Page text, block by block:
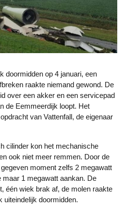
raakte niemand gewond. De
over een akker en een servicepad
de Eemmeerdijk loopt. Het
van Vattenfall, de eigenaar
ook niet meer remmen. Door de
moment zelfs 2 megawatt
maar 1 megawatt aankan. De
één wiek brak af, de molen raakte
uiteindelijk doormidden.